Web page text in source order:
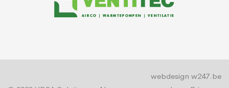
webdesign w247.be